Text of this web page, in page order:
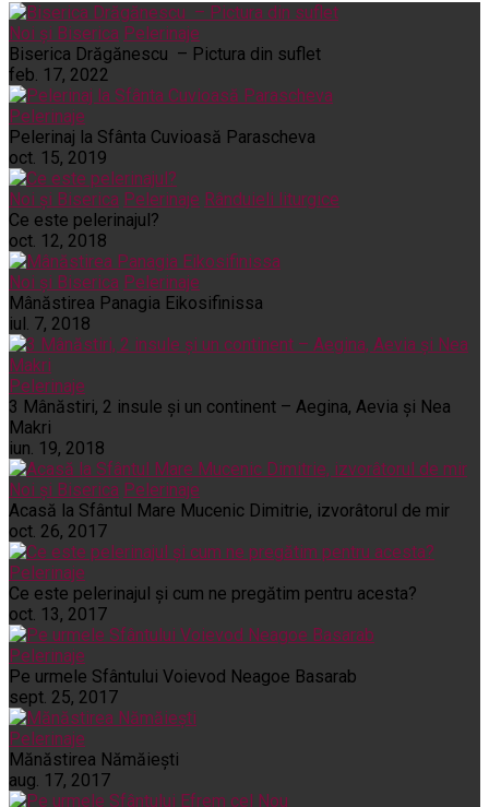
Noi și Biserica Pelerinaje
Biserica Drăgănescu – Pictura din suflet
feb. 17, 2022
Pelerinaje
Pelerinaj la Sfânta Cuvioasă Parascheva
oct. 15, 2019
Noi și Biserica Pelerinaje Rânduieli liturgice
Ce este pelerinajul?
oct. 12, 2018
Noi și Biserica Pelerinaje
Mânăstirea Panagia Eikosifinissa
iul. 7, 2018
Pelerinaje
3 Mânăstiri, 2 insule și un continent – Aegina, Aevia și Nea
Makri
iun. 19, 2018
Noi și Biserica Pelerinaje
Acasă la Sfântul Mare Mucenic Dimitrie, izvorâtorul de mir
oct. 26, 2017
Pelerinaje
Ce este pelerinajul şi cum ne pregătim pentru acesta?
oct. 13, 2017
Pelerinaje
Pe urmele Sfântului Voievod Neagoe Basarab
sept. 25, 2017
Pelerinaje
Mănăstirea Nămăiești
aug. 17, 2017